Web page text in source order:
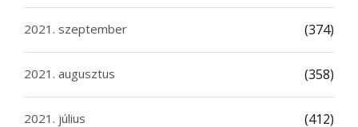
2021. szeptember (374)
2021. augusztus (358)
2021. július (412)